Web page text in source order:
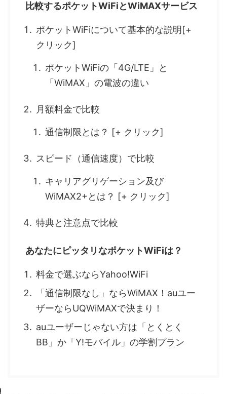
比較するポケットWiFiとWiMAXサービス
ポケットWiFiについて基本的な説明[+
クリック]
ポケットWiFiの「4G/LTE」と
「WiMAX」の電波の違い
月額料金で比較
通信制限とは？ [+ クリック]
スピード（通信速度）で比較
キャリアグリゲーション及び
WiMAX2+とは？ [+ クリック]
特典と注意点で比較
あなたにピッタリなポケットWiFiは？
料金で選ぶならYahoo!WiFi
「通信制限なし」ならWiMAX！auユー
ザーならUQWiMAXで決まり！
auユーザーじゃない方は「とくとく
BB」か「Y!モバイル」の学割プラン